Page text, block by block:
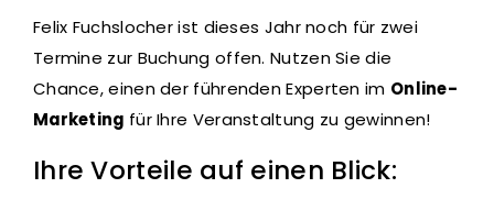
Felix Fuchslocher ist dieses Jahr noch für zwei
Termine zur Buchung offen. Nutzen Sie die
Chance, einen der führenden Experten im Online-
Marketing für Ihre Veranstaltung zu gewinnen!
Ihre Vorteile auf einen Blick: